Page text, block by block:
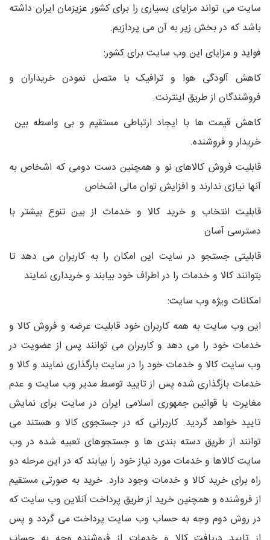
سایت می تواند مزایای بسیاری را برای کشور عزیزمان ایران داشته
باشد که در بخش زیر به آن می پردازیم.
فواید و مزایای این وب سایت برای کشور:
کاهش آلودگی هوا و ترافیک با متصل نمودن خریداران و
فروشندگان از طریق اینترنت.
کاهش قیمت ها با ایجاد ارتباطی مستقیم و بی واسطه بین
خریدار و فروشنده.
قابلیت فروش کالاهای نو و همچنین دست دومی که اشخاص به
آنها نیازی ندارند و افزایش توان مالی اشخاص
قابلیت انتخاب و خرید کالا و خدمات از بین تنوع بیشتر با
دسترسی آسان
قابلیتی جستجو در سایت این امکان را به کاربران می دهد تا
بتوانند کالا و خدمات را در اطراف خود بیابند و خریداری نمایند
امکانات ویژه وب سایت:
این وب سایت به همه کاربران خود قابلیت عرضه و فروش کالا و
خدمات خود را می دهد و کاربران می توانند پس از عضویت در
وب سایت کالا و خدمات خود را در سایت بارگذاری نمایند و کالا و
خدمات بارگذاری شده پس از تایید توسط مدیر وب سایت و عدم
مغایرت با قوانین جمهوری اسلامی ایران در سایت برای نمایش
تایید خواهد گردید. کاربرانی که در جستجوی کالا و هستند می
توانند از طریق دسته بندی ها و جستجوهای تعبیه شده در وب
سایت کالاها و خدمات مورد نیاز خود را بیابند که در این مرحله دو
راه برای خرید کالا و خدمات وجود دارد. خرید به صورتی مستقیم
از فروشنده و همچنین خرید از طریق پرداخت آنلاین وب سایت که
در روش دوم وجه به حساب وب سایت پرداخت می گردد و پس